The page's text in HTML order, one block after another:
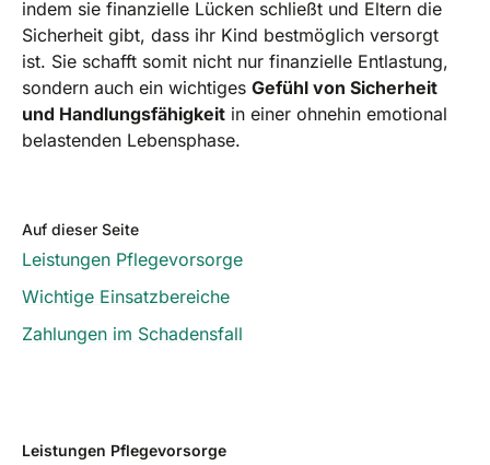
indem sie finanzielle Lücken schließt und Eltern die
Sicherheit gibt, dass ihr Kind bestmöglich versorgt
ist. Sie schafft somit nicht nur finanzielle Entlastung,
sondern auch ein wichtiges Gefühl von Sicherheit
und Handlungsfähigkeit in einer ohnehin emotional
belastenden Lebensphase.
Auf dieser Seite
Leistungen Pflegevorsorge
Wichtige Einsatzbereiche
Zahlungen im Schadensfall
Leistungen Pflegevorsorge